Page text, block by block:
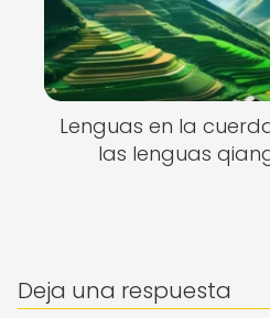
Lenguas en la
las lenguas
Deja una respuesta